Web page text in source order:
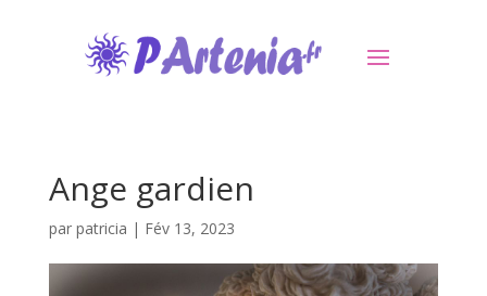
Ange gardien
par patricia | Fév 13, 2023